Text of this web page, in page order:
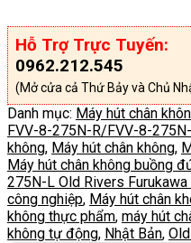
Hỗ Trợ Trực Tuyến:
0962.212.545
(Mở cửa cả Thứ Bảy và Chủ
Danh mục: Máy hút chân
FVV-8-275N-R/FVV-8-
không, Máy hút chân không,
Máy hút chân không buồng
275N-L Old Rivers Furukawa
công nghiệp, Máy hút chân
không thực phẩm, máy hút
không tự động, Nhật Bản,